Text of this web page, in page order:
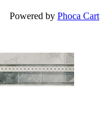
Powered by Phoca Cart